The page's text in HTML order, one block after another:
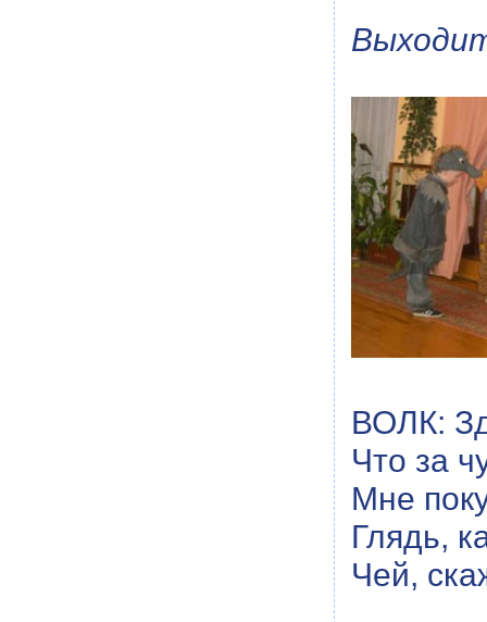
ВОЛК:
Что за
Мне
Глядь,
Чей,